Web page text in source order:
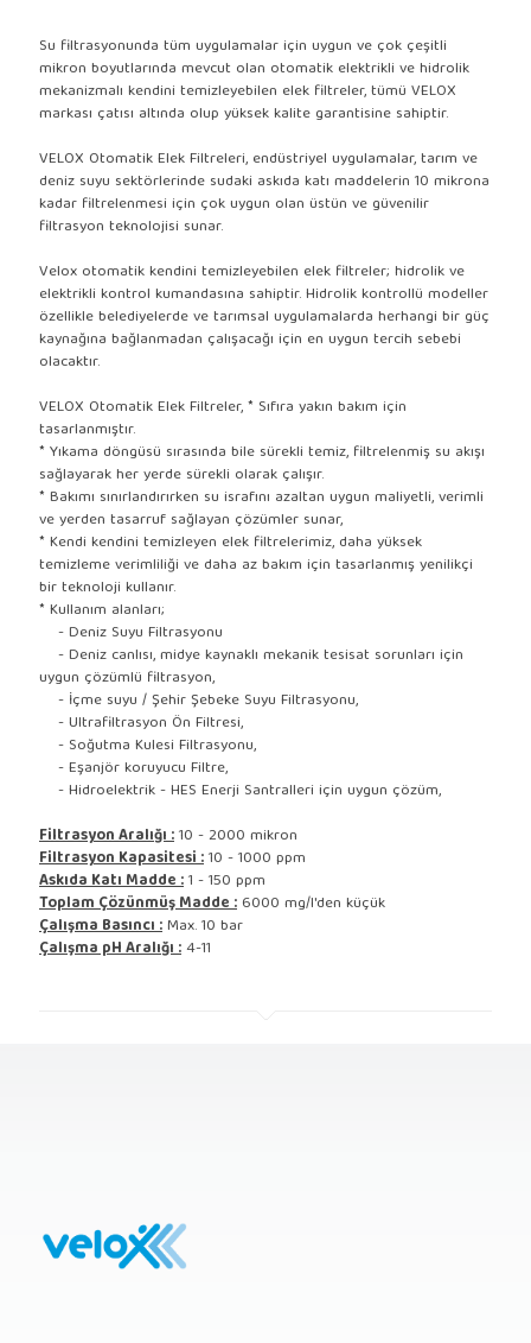
Su filtrasyonunda tüm uygulamalar için uygun ve çok çeşitli
mikron boyutlarında mevcut olan otomatik elektrikli ve hidrolik
mekanizmalı kendini temizleyebilen elek filtreler, tümü VELOX
markası çatısı altında olup yüksek kalite garantisine sahiptir.
VELOX Otomatik Elek Filtreleri, endüstriyel uygulamalar, tarım ve
deniz suyu sektörlerinde sudaki askıda katı maddelerin 10 mikrona
kadar filtrelenmesi için çok uygun olan üstün ve güvenilir
filtrasyon teknolojisi sunar.
Velox otomatik kendini temizleyebilen elek filtreler; hidrolik ve
elektrikli kontrol kumandasına sahiptir. Hidrolik kontrollü modeller
özellikle belediyelerde ve tarımsal uygulamalarda herhangi bir güç
kaynağına bağlanmadan çalışacağı için en uygun tercih sebebi
olacaktır.
VELOX Otomatik Elek Filtreler, * Sıfıra yakın bakım için
tasarlanmıştır.
* Yıkama döngüsü sırasında bile sürekli temiz, filtrelenmiş su akışı
sağlayarak her yerde sürekli olarak çalışır.
* Bakımı sınırlandırırken su israfını azaltan uygun maliyetli, verimli
ve yerden tasarruf sağlayan çözümler sunar,
* Kendi kendini temizleyen elek filtrelerimiz, daha yüksek
temizleme verimliliği ve daha az bakım için tasarlanmış yenilikçi
bir teknoloji kullanır.
* Kullanım alanları;
- Deniz Suyu Filtrasyonu
- Deniz canlısı, midye kaynaklı mekanik tesisat sorunları için
uygun çözümlü filtrasyon,
- İçme suyu / Şehir Şebeke Suyu Filtrasyonu,
- Ultrafiltrasyon Ön Filtresi,
- Soğutma Kulesi Filtrasyonu,
- Eşanjör koruyucu Filtre,
- Hidroelektrik - HES Enerji Santralleri için uygun çözüm,
Filtrasyon Aralığı :10 - 2000 mikron
Filtrasyon Kapasitesi :10 - 1000 ppm
Askıda Katı Madde :1 - 150 ppm
Toplam Çözünmüş Madde : 6000 mg/l'den küçük
Çalışma Basıncı :Max. 10 bar
Çalışma pH Aralığı :4-11